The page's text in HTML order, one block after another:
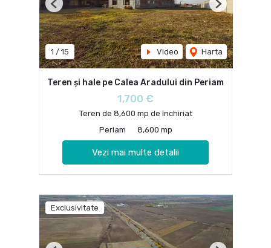
1 / 15 Video Harta
Previous Next
Teren și hale pe Calea Aradului din Periam
1,700 €
Teren de 8,600 mp de închiriat
Periam
8,600 mp
Vezi mai multe detalii
Exclusivitate